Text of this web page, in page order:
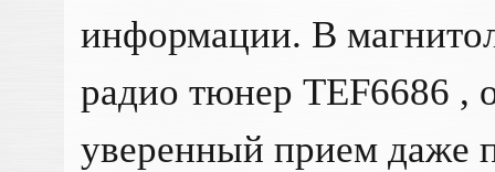
информации. В
радио тюнер TEF6686 ,
уверенный прием даже